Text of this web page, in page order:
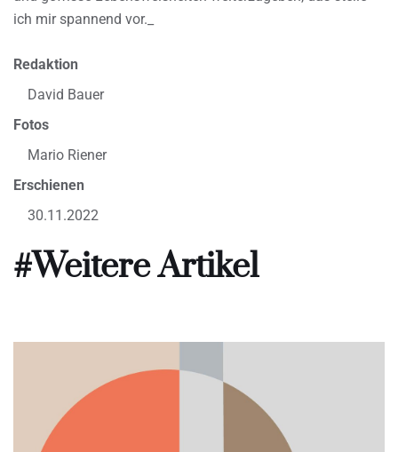
ich mir spannend vor._
Redaktion
David Bauer
Fotos
Mario Riener
Erschienen
30.11.2022
#Weitere Artikel